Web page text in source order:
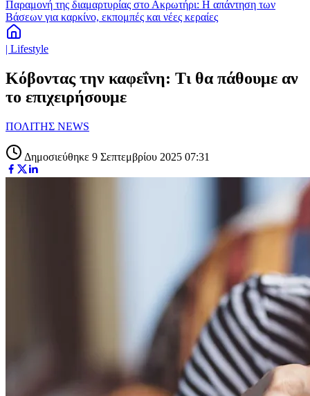
Παραμονή της διαμαρτυρίας στο Ακρωτήρι: Η απάντηση των
Βάσεων για καρκίνο, εκπομπές και νέες κεραίες
| Lifestyle
Κόβοντας την καφεΐνη: Τι θα πάθουμε αν
το επιχειρήσουμε
ΠΟΛΙΤΗΣ NEWS
Δημοσιεύθηκε 9 Σεπτεμβρίου 2025 07:31